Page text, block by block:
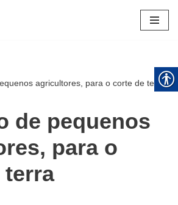
agricultores, para o corte de terra
de pequenos
para o
terra